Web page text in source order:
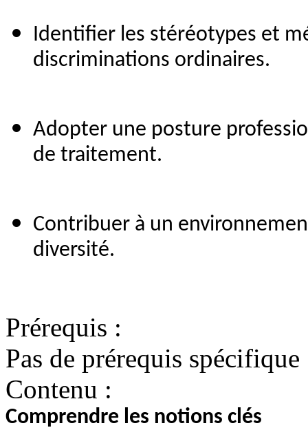
Identifier les stéréotypes et
discriminations ordinaires.
Adopter une posture
de traitement.
Contribuer à un
diversité.
Prérequis :
Pas de prérequis spécifique
Contenu :
Comprendre les notions clés